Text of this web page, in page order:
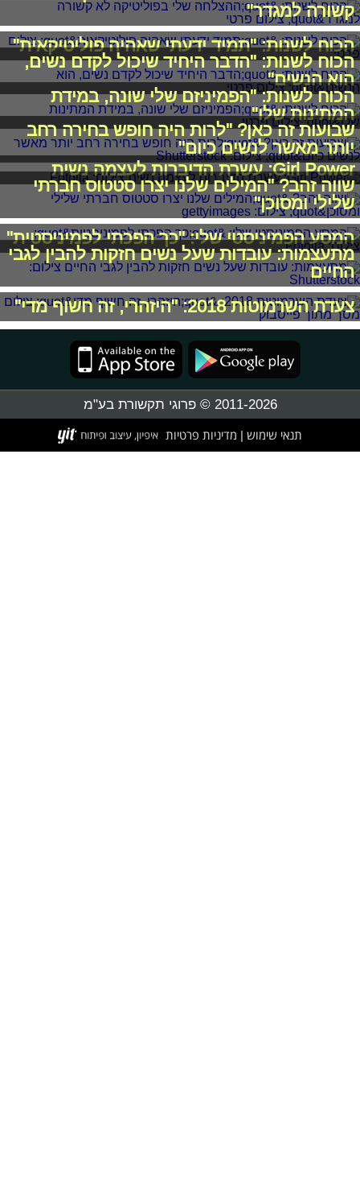
קשורה למגדר"
הכוח לשנות: "תמיד ידעתי שאהיה פוליטיקאית"
הכוח לשנות: "הדבר היחיד שיכול לקדם נשים,
הוא הנשים"
הכוח לשנות: "הפמיניזם שלי שונה, במידת
המתינות שלו"
שבועות זה כאן? "לרות היה חופש בחירה רחב
יותר מאשר לנשים כיום"
Girl Power: עשרת הדיברות לעצמה נשית
שווה זהב? "המילים שלנו יצרו סטטוס חברתי
שלילי ומסוכן"
המסע הפמיניסטי שלי: "כך הפכתי לפמיניסטית"
מתעצמות: עובדות שעל נשים חזקות להבין לגבי
החיים
צעדת השרמוטות 2018: "היזהרי, זה חשוף מדי"
2011-2026 © פרוגי תקשורת בע"מ
תנאי שימוש מדיניות פרטיות